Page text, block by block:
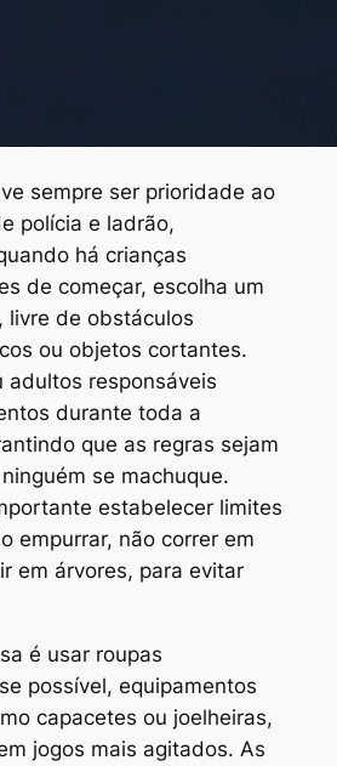
sempre ser prioridade ao
polícia e ladrão,
há crianças
de começar, escolha um
livre de obstáculos
ou objetos cortantes.
adultos responsáveis
durante toda a
que as regras sejam
se machuque.
estabelecer limites
empurrar, não correr em
em árvores, para evitar
é usar roupas
possível, equipamentos
capacetes ou joelheiras,
jogos mais agitados. As